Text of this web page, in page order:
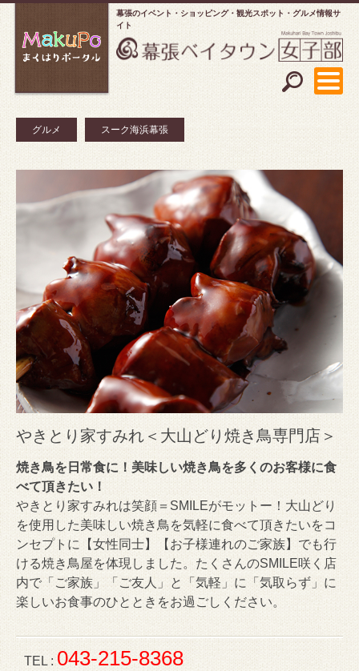
幕張のイベント・ショッピング
観光スポット・グルメ情報サ
イト
グルメ スーク海浜幕張
やきとり家すみれ＜大山どり焼き鳥専門店＞
焼き鳥を日常食に！美味しい焼き鳥を多くのお客様に食
べて頂きたい！
やきとり家すみれは笑顔＝SMILEがモットー！大山どり
を使用した美味しい焼き鳥を気軽に食べて頂きたいをコ
ンセプトに【女性同士】【お子様連れのご家族】でも行
ける焼き鳥屋を体現しました。たくさんのSMILE咲く店
内で「ご家族」「ご友人」と「気軽」に「気取らず」に
楽しいお食事のひとときをお過ごしください。
TEL : 043-215-8368